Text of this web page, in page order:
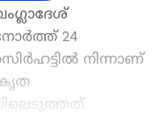
24
നിന്നാണ്